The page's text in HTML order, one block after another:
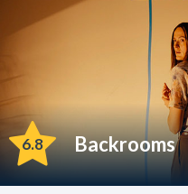
6.8 Backrooms